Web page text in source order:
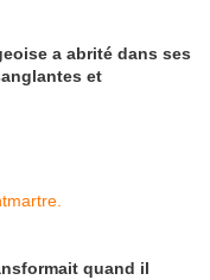
a abrité dans ses
et
quand il